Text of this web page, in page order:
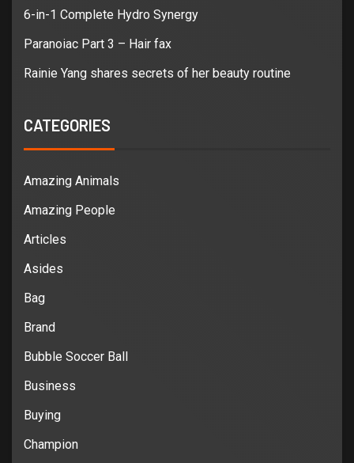
6-in-1 Complete Hydro Synergy
Paranoiac Part 3 – Hair fax
Rainie Yang shares secrets of her beauty routine
CATEGORIES
Amazing Animals
Amazing People
Articles
Asides
Bag
Brand
Bubble Soccer Ball
Business
Buying
Champion